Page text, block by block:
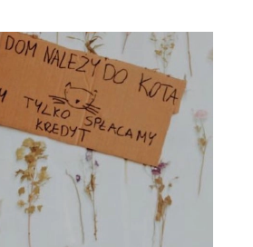
PRZEPISY
ŚNIADANIA
PRZYSTAWKI
ZUPY